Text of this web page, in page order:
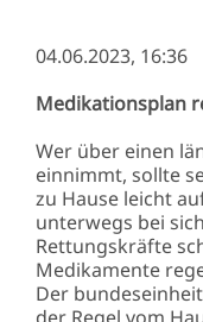
04.06.2023, 16:36
Medikationsplan
Wer über einen
einnimmt, sollte
zu Hause leicht
unterwegs bei
Rettungskräfte
Medikamente
Der
der Regel vom